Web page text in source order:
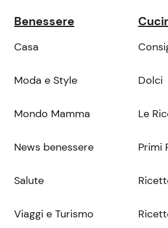
Benessere
Casa
Moda e Style
Mondo Mamma
News benessere
Salute
Viaggi e Turismo
Dolci
Le
Primi